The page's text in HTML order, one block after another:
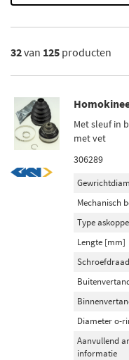
2500...3.2
2500...3.3
×
125Resultaten
×
Merk
SKF (6)
Metelli (10)
Gkn-Lobro (6)
Febi Bilstein (4)
Kavo Parts (1)
Inbouwplaats
Wielzijde (40)
32van 125 producten
Met sleuf in
met vet
306289
Mechanisch
Type
Lengte [mm]
Diameter o-
Aanvullend
informatie